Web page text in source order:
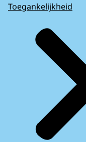
Toegankelijkheid